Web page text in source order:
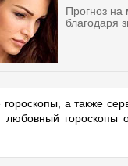
Прогноз на
благодаря
а также
гороскопы